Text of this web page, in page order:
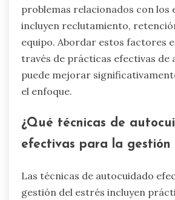
problemas relacionados con los
incluyen reclutamiento,
equipo. Abordar estos factores
través de prácticas efectivas de
puede mejorar
el enfoque.
¿Qué técnicas de
efectivas para la gestión
Las técnicas de autocuidado
gestión del estrés incluyen